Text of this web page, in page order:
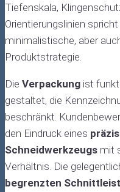
Tiefenskala,
Orientierungslinien
minimalistische, aber
Produktstrategie.
Die Verpackung ist
gestaltet, die
beschränkt.
den Eindruck eines
Schneidwerkzeugs mit
Verhältnis. Die
begrenzten